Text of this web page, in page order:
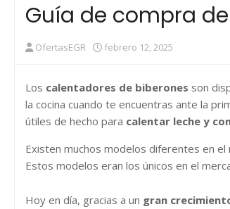
Guía de compra
OfertasEGR febrero 12, 2025
Los calentadores de biberones son
la cocina cuando te encuentras ante la
útiles de hecho para calentar leche y
Existen muchos modelos diferentes en el
Estos modelos eran los únicos en el
Hoy en día, gracias a un gran